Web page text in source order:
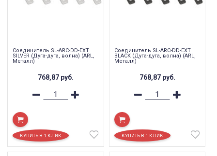
Соединитель SL-ARC-DD-EXT
SILVER (Дуга-дуга, волна) (ARL,
Металл)
768,87 руб.
Соединитель SL-ARC-DD-EXT
BLACK (Дуга-дуга, волна) (ARL,
Металл)
768,87 руб.